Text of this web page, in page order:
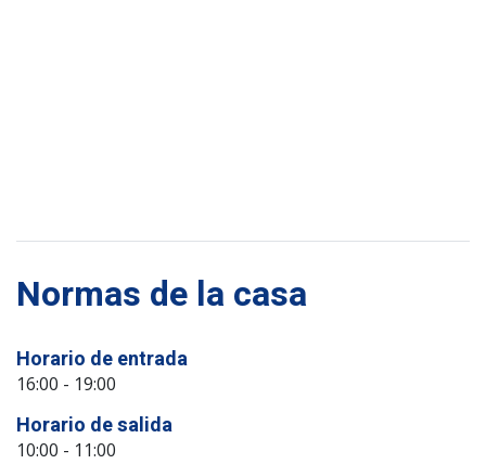
Normas de la casa
Horario de entrada
16:00 - 19:00
Horario de salida
10:00 - 11:00